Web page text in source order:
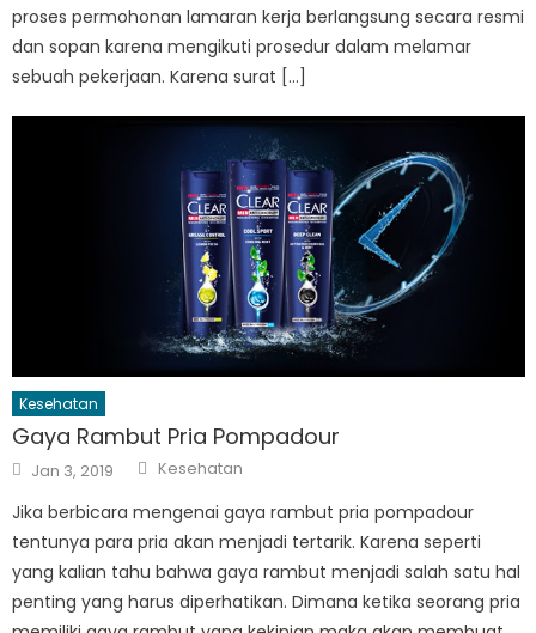
proses permohonan lamaran kerja berlangsung secara resmi
dan sopan karena mengikuti prosedur dalam melamar
sebuah pekerjaan. Karena surat […]
Kesehatan
Gaya Rambut Pria Pompadour
Posted
on
Jan 3, 2019 Author
Kesehatan
Jika berbicara mengenai gaya rambut pria pompadour
tentunya para pria akan menjadi tertarik. Karena seperti
yang kalian tahu bahwa gaya rambut menjadi salah satu hal
penting yang harus diperhatikan. Dimana ketika seorang pria